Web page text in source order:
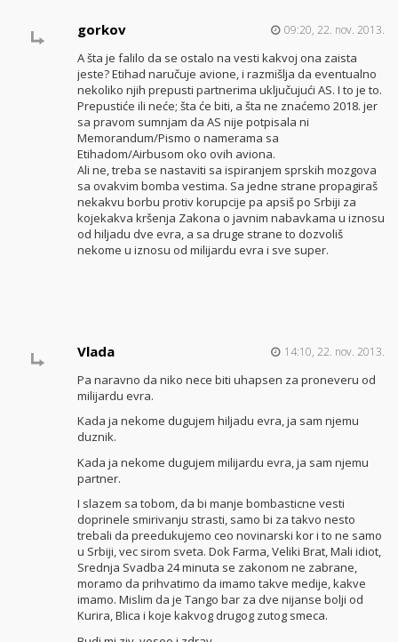
gorkov 09:20, 22. nov. 2013.
A šta je falilo da se ostalo na vesti kakvoj ona zaista
jeste? Etihad naručuje avione, i razmišlja da eventualno
nekoliko njih prepusti partnerima uključujući AS. I to je to.
Prepustiće ili neće; šta će biti, a šta ne znaćemo 2018. jer
sa pravom sumnjam da AS nije potpisala ni
Memorandum/Pismo o namerama sa
Etihadom/Airbusom oko ovih aviona.
Ali ne, treba se nastaviti sa ispiranjem sprskih mozgova
sa ovakvim bomba vestima. Sa jedne strane propagiraš
nekakvu borbu protiv korupcije pa apsiš po Srbiji za
kojekakva kršenja Zakona o javnim nabavkama u iznosu
od hiljadu dve evra, a sa druge strane to dozvoliš
nekome u iznosu od milijardu evra i sve super.
Vlada 14:10, 22. nov. 2013.
Pa naravno da niko nece biti uhapsen za proneveru od
milijardu evra.
Kada ja nekome dugujem hiljadu evra, ja sam njemu
duznik.
Kada ja nekome dugujem milijardu evra, ja sam njemu
partner.
I slazem sa tobom, da bi manje bombasticne vesti
doprinele smirivanju strasti, samo bi za takvo nesto
trebali da preedukujemo ceo novinarski kor i to ne samo
u Srbiji, vec sirom sveta. Dok Farma, Veliki Brat, Mali idiot,
Srednja Svadba 24 minuta se zakonom ne zabrane,
moramo da prihvatimo da imamo takve medije, kakve
imamo. Mislim da je Tango bar za dve nijanse bolji od
Kurira, Blica i koje kakvog drugog zutog smeca.